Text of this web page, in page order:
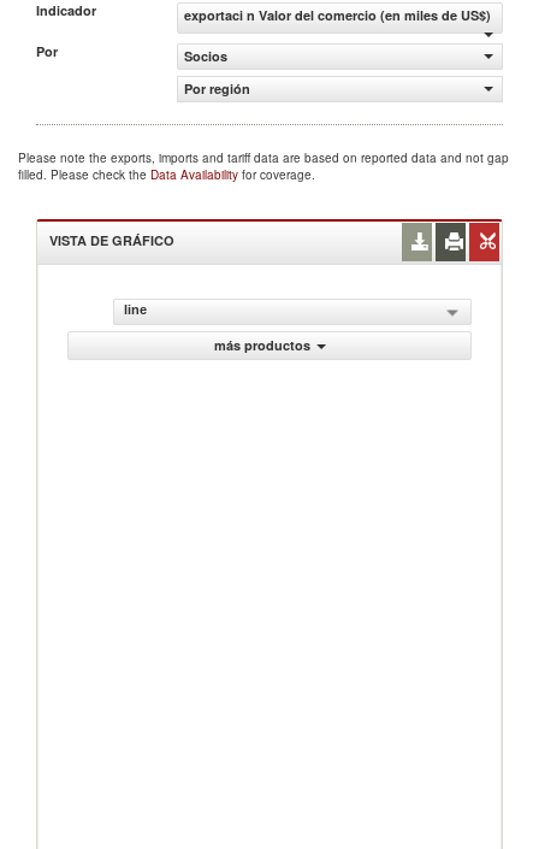
Indicador
exportaci n Valor del comercio (en miles de US$)
Por
Socios
Por región
Please note the exports, imports and tariff data are based on reported data and not gap
filled. Please check the Data Availability for coverage.
VISTA DE GRÁFICO
line
más productos